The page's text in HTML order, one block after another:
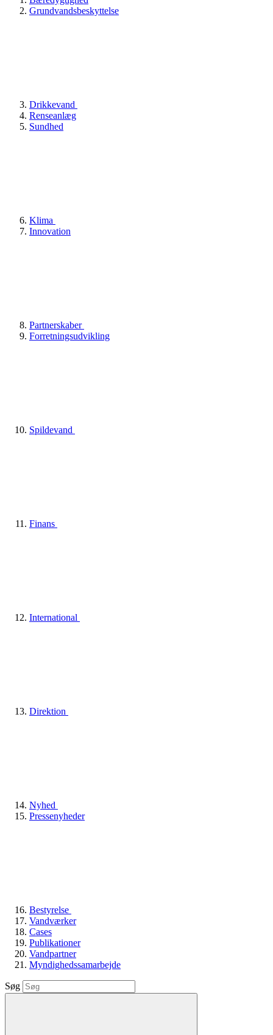
Grundvandsbeskyttelse
Drikkevand
Renseanlæg
Sundhed
Klima
Innovation
Partnerskaber
Forretningsudvikling
Spildevand
Finans
International
Direktion
Nyhed
Pressenyheder
Bestyrelse
Vandværker
Cases
Publikationer
Vandpartner
Myndighedssamarbejde
Søg